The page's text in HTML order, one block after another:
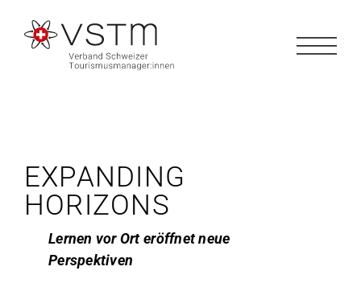
Inhalt
springen
EXPANDING
HORIZONS
Lernen vor Ort eröffnet neue
Perspektiven